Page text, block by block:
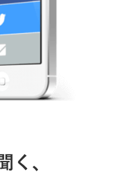
く、